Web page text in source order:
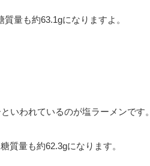
量も約63.1gになりますよ。
いわれているのが塩ラーメンです。
質量も約62.3gになります。